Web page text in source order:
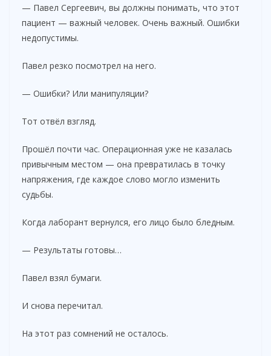
— Павел Сергеевич, вы должны понимать, что этот
пациент — важный человек. Очень важный. Ошибки
недопустимы.
Павел резко посмотрел на него.
— Ошибки? Или манипуляции?
Тот отвёл взгляд.
Прошёл почти час. Операционная уже не казалась
привычным местом — она превратилась в точку
напряжения, где каждое слово могло изменить
судьбы.
Когда лаборант вернулся, его лицо было бледным.
— Результаты готовы…
Павел взял бумаги.
И снова перечитал.
На этот раз сомнений не осталось.